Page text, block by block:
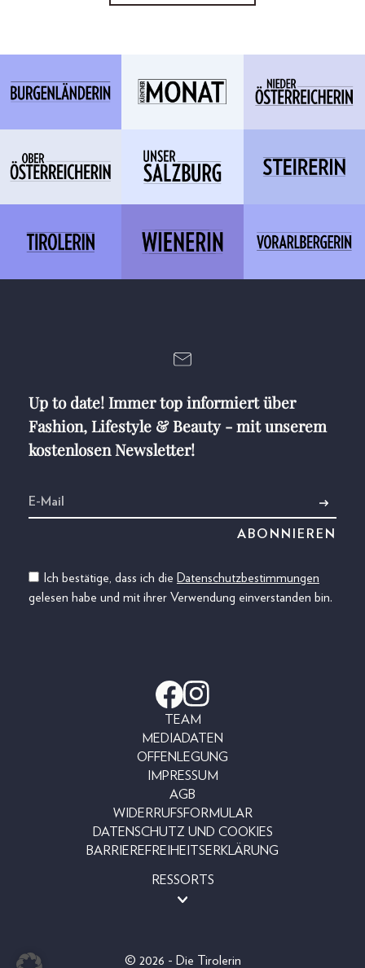
Up to date! Immer top informiert über
Fashion, Lifestyle & Beauty - mit unserem
kostenlosen Newsletter!
Ich bestätige, dass ich die Datenschutzbestimmungen
gelesen habe und mit ihrer Verwendung einverstanden bin.
TEAM
MEDIADATEN
OFFENLEGUNG
IMPRESSUM
AGB
WIDERRUFSFORMULAR
DATENSCHUTZ UND COOKIES
BARRIEREFREIHEITSERKLÄRUNG
RESSORTS
© 2026 - Die Tirolerin